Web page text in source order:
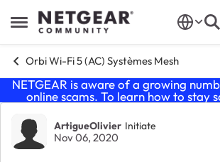
Open Side Menu
Skip to content
Orbi Wi-Fi 5 (AC) Systèmes Mesh
NETGEAR is aware of a growing
online scams. To learn how to stay
Forum Discussion
ArtigueOlivier Initiate
Nov 06, 2020